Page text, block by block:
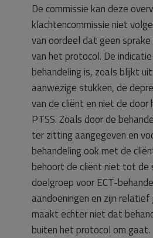
De commissie kan deze
klachtencommissie niet
van oordeel dat geen
van het protocol. De
behandeling is, zoals blijkt
aanwezige stukken, de
van de cliënt en niet de door
PTSS. Zoals door de
ter zitting aangegeven en
behandeling ook met de
behoort de cliënt niet tot de
doelgroep voor ECT-
aandoeningen en zijn
maakt echter niet dat
buiten het protocol om gaat.